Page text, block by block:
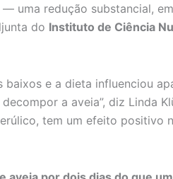
uma redução substancial,
do Instituto de Ciência
e a dieta influenciou
a aveia”, diz Linda
tem um efeito